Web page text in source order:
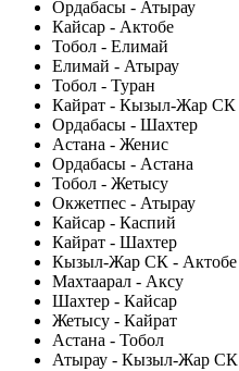
Ордабасы - Атырау
Кайсар - Актобе
Тобол - Елимай
Елимай - Атырау
Тобол - Туран
Кайрат - Кызыл-Жар СК
Ордабасы - Шахтер
Астана - Женис
Ордабасы - Астана
Тобол - Жетысу
Окжетпес - Атырау
Кайсар - Каспий
Кайрат - Шахтер
Кызыл-Жар СК - Актобе
Махтаарал - Аксу
Шахтер - Кайсар
Жетысу - Кайрат
Астана - Тобол
Атырау - Кызыл-Жар СК